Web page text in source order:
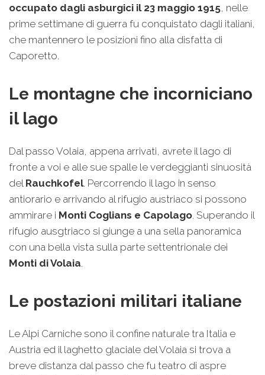
occupato dagli asburgici il 23 maggio 1915, nelle
prime settimane di guerra fu conquistato dagli italiani,
che mantennero le posizioni fino alla disfatta di
Caporetto.
Le montagne che incorniciano
il lago
Dal passo Volaia, appena arrivati, avrete il lago di
fronte a voi e alle sue spalle le verdeggianti sinuosità
del Rauchkofel. Percorrendo il lago in senso
antiorario e arrivando al rifugio austriaco si possono
ammirare i Monti Coglians e Capolago. Superando il
rifugio ausgtriaco si giunge a una sella panoramica
con una bella vista sulla parte settentrionale dei
Monti di Volaia.
Le postazioni militari italiane
Le Alpi Carniche sono il confine naturale tra Italia e
Austria ed il laghetto glaciale del Volaia si trova a
breve distanza dal passo che fu teatro di aspre